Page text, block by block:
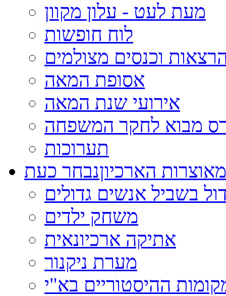
מעת לעט - עלון מקוון
לוח חופשות
וכנסים מצולמים
אסופת המאה
אירועי שנת המאה
מבוא לחקר המשפחה
תערוכות
מאוצרות הארכיוןנבחר כעת
בשביל אנשים גדולים
משחק ילדים
אתיקה ארכיונאית
מערת ניקנור
ההיסטוריים בא"י